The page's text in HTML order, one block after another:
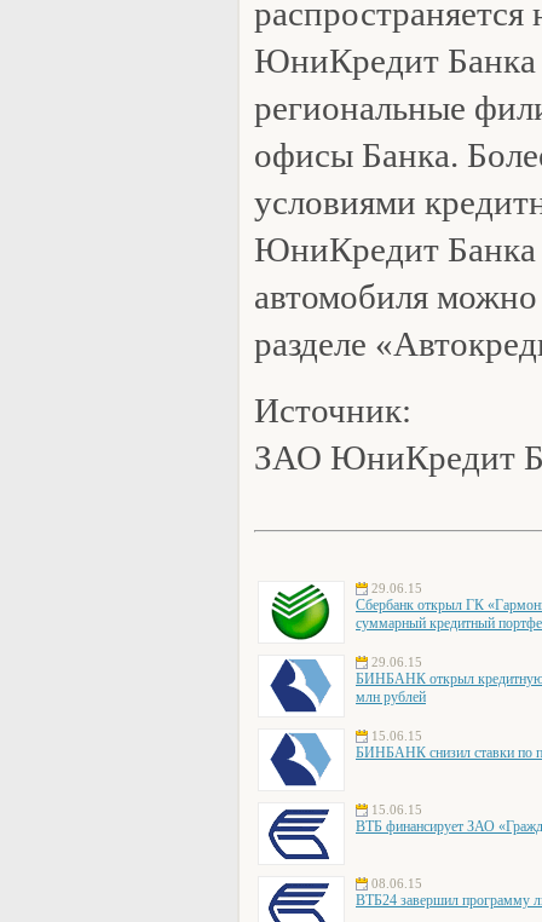
распространяется
ЮниКредит Банка
региональные
офисы Банка.
условиями
ЮниКредит Банка
автомобиля можно
разделе
Источник:
ЗАО ЮниКредит
29.06.15
Сбербанк открыл ГК
суммарный кредитный
29.06.15
БИНБАНК открыл кредитную
млн рублей
15.06.15
БИНБАНК снизил ставки по
15.06.15
ВТБ финансирует ЗАО
08.06.15
ВТБ24 завершил программу